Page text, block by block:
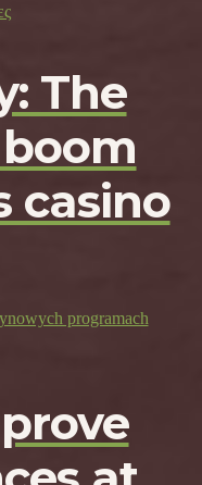
The
casino
programach